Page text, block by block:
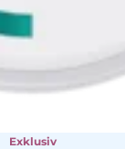
Exklusiv